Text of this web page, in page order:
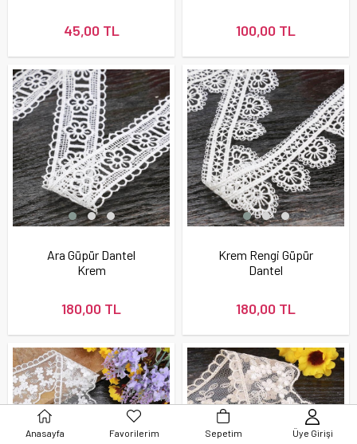
45,00 TL 100,00 TL
Ara Güpür Dantel
Krem
180,00 TL
Krem Rengi Güpür
Dantel
180,00 TL
Anasayfa Favorilerim Sepetim Üye Girişi